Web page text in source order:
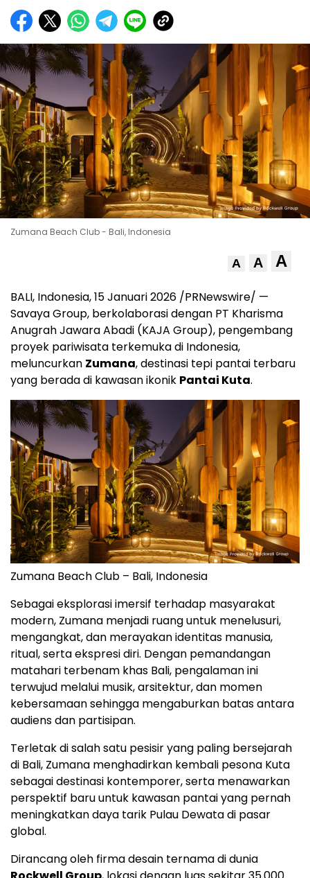
Zumana Beach Club - Bali, Indonesia
A A A
BALI, Indonesia, 15 Januari 2026 /PRNewswire/ —
Savaya Group, berkolaborasi dengan PT Kharisma
Anugrah Jawara Abadi (KAJA Group), pengembang
proyek pariwisata terkemuka di Indonesia,
meluncurkan Zumana, destinasi tepi pantai terbaru
yang berada di kawasan ikonik Pantai Kuta.
Zumana Beach Club – Bali, Indonesia
Sebagai eksplorasi imersif terhadap masyarakat
modern, Zumana menjadi ruang untuk menelusuri,
mengangkat, dan merayakan identitas manusia,
ritual, serta ekspresi diri. Dengan pemandangan
matahari terbenam khas Bali, pengalaman ini
terwujud melalui musik, arsitektur, dan momen
kebersamaan sehingga mengaburkan batas antara
audiens dan partisipan.
Terletak di salah satu pesisir yang paling bersejarah
di Bali, Zumana menghadirkan kembali pesona Kuta
sebagai destinasi kontemporer, serta menawarkan
perspektif baru untuk kawasan pantai yang pernah
meningkatkan daya tarik Pulau Dewata di pasar
global.
Dirancang oleh firma desain ternama di dunia